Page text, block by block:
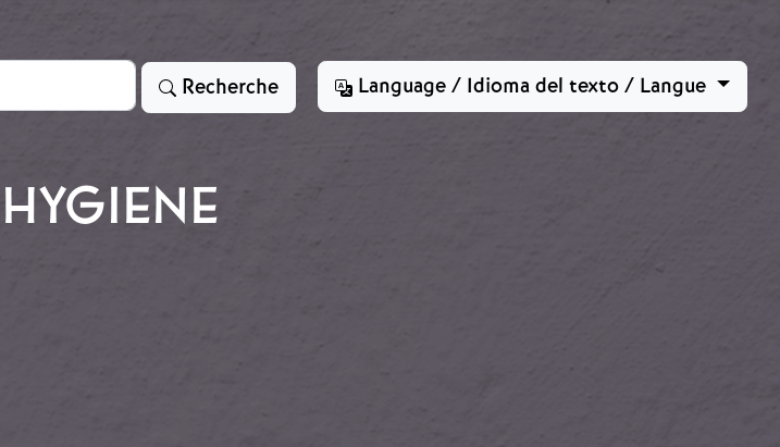
Recherche Language / Idioma del texto / Langue
HYGIENE